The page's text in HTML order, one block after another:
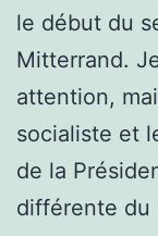
le début du
Mitterrand.
attention,
socialiste et
de la
différente du